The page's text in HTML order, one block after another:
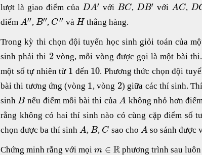
lượt là giao điểm của DA′ với BC,DB′ với AC,D
điểm A′′, B′′, C′′ và H thẳng hàng.
Trong kỳ thi chọn đội tuyển học sinh giỏi toán của
sinh phải thi 2 vòng, mỗi vòng được gọi là một bài
một số tự nhiên từ 1 đến 10. Phương thức chọn đội
bài thi tương ứng (vòng 1, vòng 2) giữa các thí sinh.
sinhB nếu điểm mỗi bài thi củaA không nhỏ hơn
rằng không có hai thí sinh nào có cùng cặp điểm số
chọn được ba thí sinh A,B, C sao cho Aso sánh được
Chứng minh rằng với mọi m ∈ Rphương trình sau